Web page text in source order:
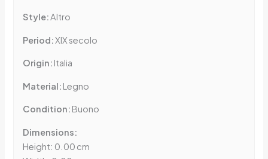
Style:Altro
Period:XIX secolo
Origin: Italia
Material: Legno
Condition: Buono
Dimensions:
Height: 0.00 cm